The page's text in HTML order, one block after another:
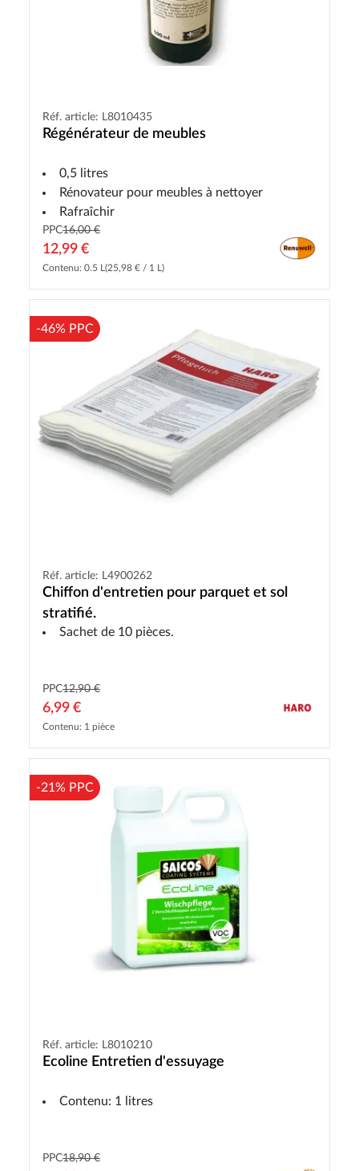
Réf. article: L8010435
Régénérateur de meubles
0,5 litres
Rénovateur pour meubles à nettoyer
Rafraîchir
PPC16,00 €
12,99 €
Contenu: 0.5 L (25,98 € / 1 L)
-46% PPC
Réf. article: L4900262
Chiffon d'entretien pour parquet et sol
stratifié.
Sachet de 10 pièces.
PPC12,90 €
6,99 €
Contenu: 1 pièce
-21% PPC
Réf. article: L8010210
Ecoline Entretien d'essuyage
Contenu: 1 litres
PPC18,90 €